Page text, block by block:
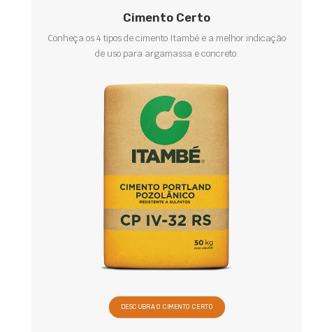
Cimento Certo
Conheça os 4 tipos de cimento Itambé e a melhor indicação
de uso para argamassa e concreto.
DESCUBRA O CIMENTO CERTO